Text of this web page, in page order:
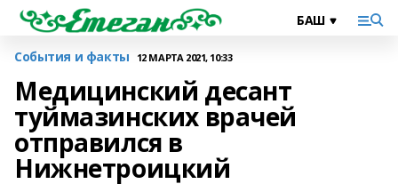
События и факты 12 МАРТА 2021, 10:33
Медицинский десант
туймазинских врачей
отправился в
Нижнетроицкий